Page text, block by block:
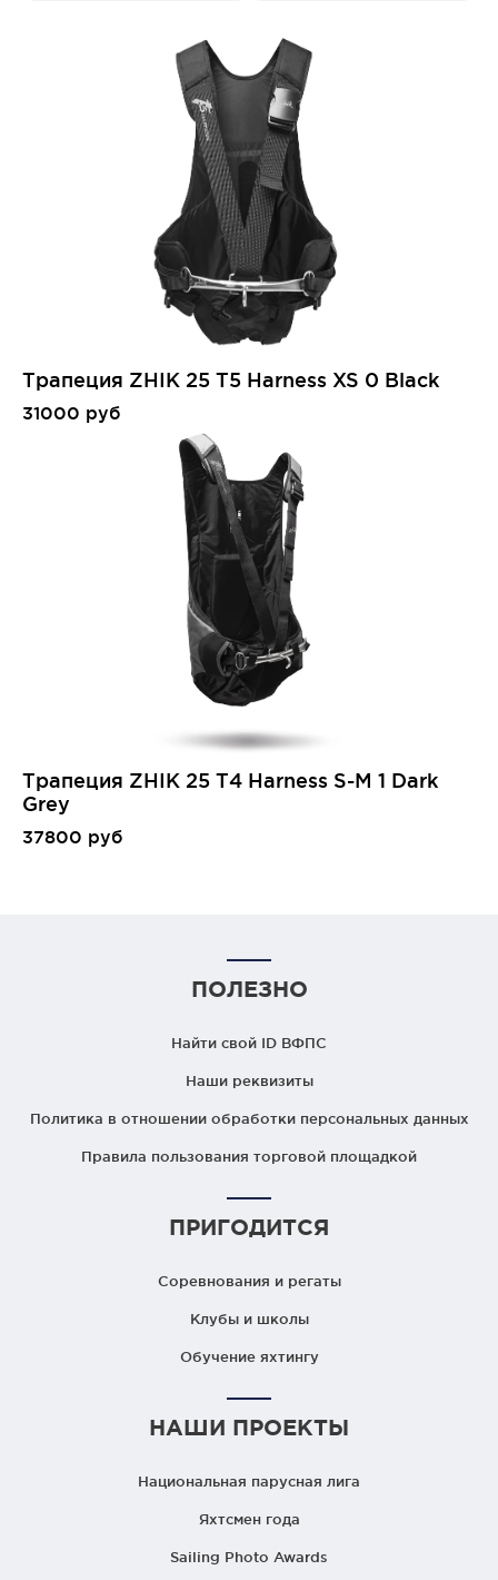
Трапеция ZHIK 25 T5 Harness XS 0 Black
31000 руб
Трапеция ZHIK 25 T4 Harness S-M 1 Dark
Grey
37800 руб
ПОЛЕЗНО
Найти свой ID ВФПС
Наши реквизиты
Политика в отношении обработки персональных данных
Правила пользования торговой площадкой
ПРИГОДИТСЯ
Соревнования и регаты
Клубы и школы
Обучение яхтингу
НАШИ ПРОЕКТЫ
Национальная парусная лига
Яхтсмен года
Sailing Photo Awards